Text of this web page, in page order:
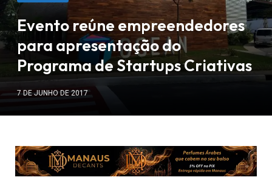
Evento reúne empreendedores
para apresentação do
Programa de Startups Criativas
7 DE JUNHO DE 2017